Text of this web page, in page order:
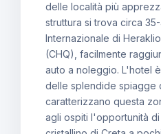
delle località più
struttura si trova circa
Internazionale di
(CHQ), facilmente
auto a noleggio. L'hotel
delle splendide spiagge
caratterizzano questa
agli ospiti l'opportunità